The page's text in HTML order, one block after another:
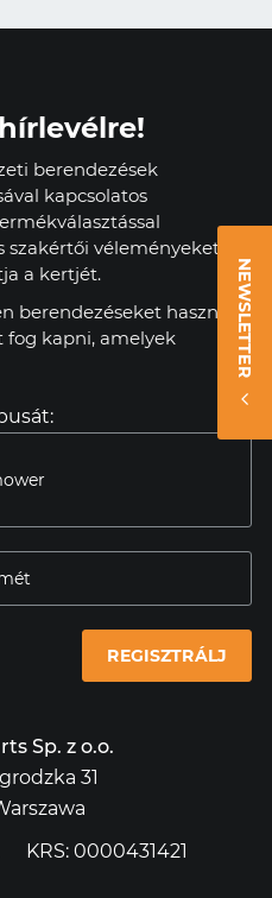
NEWSLETTER
berendezések
kapcsolatos
szakértői véleményeket.
a kertjét.
berendezéseket használ,
fog kapni, amelyek
REGISZTRÁLJ
Sp. z o.o.
31
KRS: 0000431421